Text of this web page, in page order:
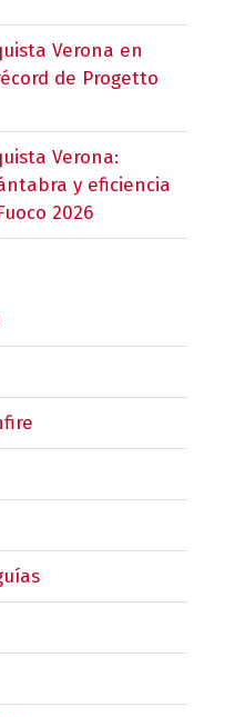
Verona en
de Progetto
Verona:
y eficiencia
2026